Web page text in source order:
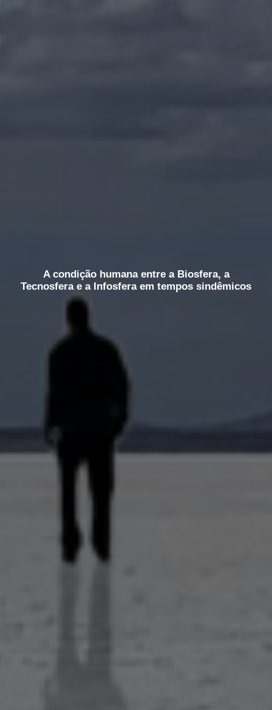
A condição humana entre a Biosfera, a
Tecnosfera e a Infosfera em tempos sindêmicos